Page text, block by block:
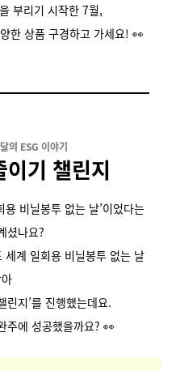
부리기 시작한 7월,
한 상품 구경하고 가세요! 👀
ESG 이야기
기 챌린지
용 비닐봉투 없는 날’이었다는
셨나요?
세계 일회용 비닐봉투 없는 날
린지’를 진행했는데요.
주에 성공했을까요? 👀